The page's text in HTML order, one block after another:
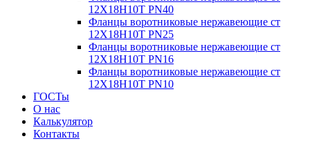
12Х18Н10Т PN40
Фланцы воротниковые нержавеющие ст
12Х18Н10Т PN25
Фланцы воротниковые нержавеющие ст
12Х18Н10Т PN16
Фланцы воротниковые нержавеющие ст
12Х18Н10Т PN10
ГОСТы
О нас
Калькулятор
Контакты